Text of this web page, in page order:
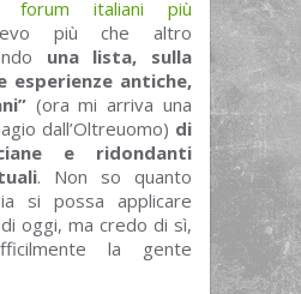
forum italiani più
più che altro
una lista, sulla
esperienze antiche,
(ora mi arriva una
dall’Oltreuomo) di
e ridondanti
. Non so quanto
si possa applicare
oggi, ma credo di sì,
la gente